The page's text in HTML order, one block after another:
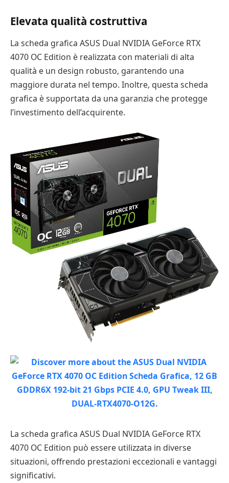
Elevata qualità costruttiva
La scheda grafica ASUS Dual NVIDIA GeForce RTX
4070 OC Edition è realizzata con materiali di alta
qualità e un design robusto, garantendo una
maggiore durata nel tempo. Inoltre, questa scheda
grafica è supportata da una garanzia che protegge
l’investimento dell’acquirente.
La scheda grafica ASUS Dual NVIDIA GeForce RTX
4070 OC Edition può essere utilizzata in diverse
situazioni, offrendo prestazioni eccezionali e vantaggi
significativi.